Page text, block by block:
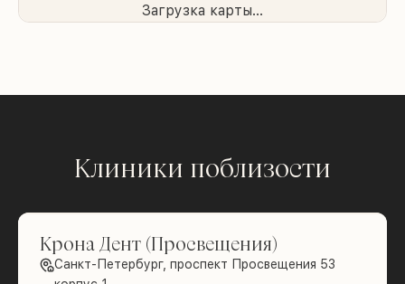
Загрузка карты...
Клиники поблизости
Крона Дент (Просвещения)
Санкт-Петербург, проспект Просвещения 53